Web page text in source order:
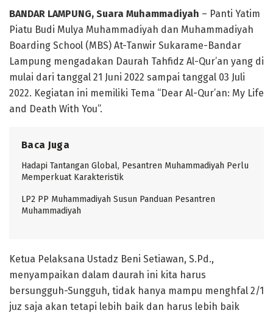
BANDAR LAMPUNG, Suara Muhammadiyah – Panti Yatim
Piatu Budi Mulya Muhammadiyah dan Muhammadiyah
Boarding School (MBS) At-Tanwir Sukarame-Bandar
Lampung mengadakan Daurah Tahfidz Al-Qur’an yang di
mulai dari tanggal 21 Juni 2022 sampai tanggal 03 Juli
2022. Kegiatan ini memiliki Tema “Dear Al-Qur’an: My Life
and Death With You”.
Baca Juga
Hadapi Tantangan Global, Pesantren Muhammadiyah Perlu
Memperkuat Karakteristik
LP2 PP Muhammadiyah Susun Panduan Pesantren
Muhammadiyah
Ketua Pelaksana Ustadz Beni Setiawan, S.Pd.,
menyampaikan dalam daurah ini kita harus
bersungguh-Sungguh, tidak hanya mampu menghfal 2/1
juz saja akan tetapi lebih baik dan harus lebih baik